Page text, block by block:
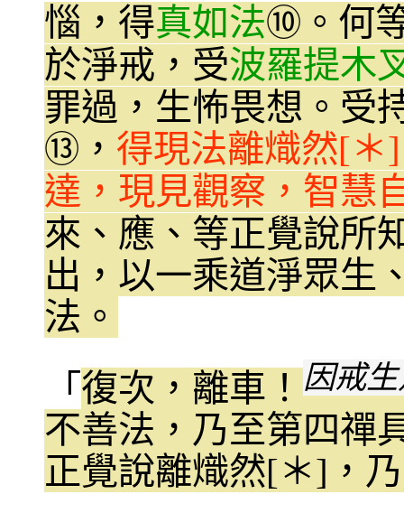
惱，得真如法⑩ 。何
於淨戒，受波羅提木
罪過，生怖畏想。受
⑬ ， 得現法離熾然[＊
達，現見觀察，智慧
來、應、等正覺說所
出，以一乘道淨眾生
法。
「 復次，離車！ 因戒
不善法，乃至第四禪
正覺說離熾然[＊]，